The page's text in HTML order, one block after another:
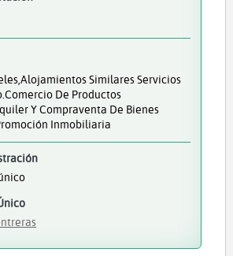
Similares Servicios
De Productos
Y Compraventa De Bienes
Inmobiliaria